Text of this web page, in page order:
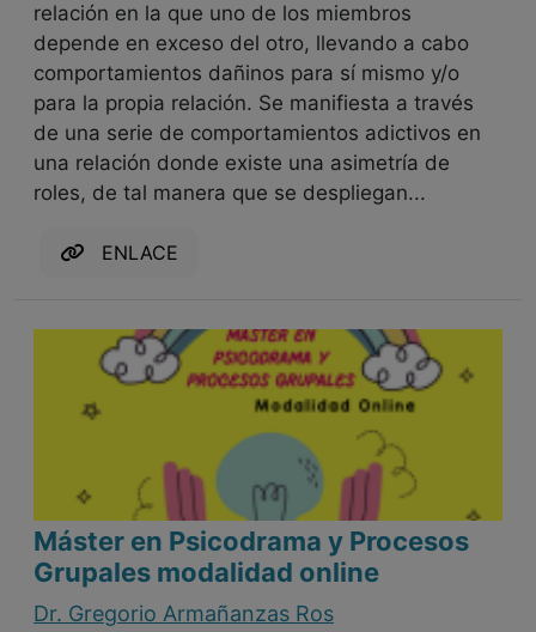
relación en la que uno de los miembros
depende en exceso del otro, llevando a cabo
comportamientos dañinos para sí mismo y/o
para la propia relación. Se manifiesta a través
de una serie de comportamientos adictivos en
una relación donde existe una asimetría de
roles, de tal manera que se despliegan...
ENLACE
Máster en Psicodrama y Procesos
Grupales modalidad online
Dr. Gregorio Armañanzas Ros